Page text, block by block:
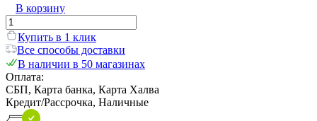
В корзину
Купить в 1 клик
Все способы доставки
В наличии в 50 магазинах
Оплата:
СБП, Карта банка, Карта Халва
Кредит/Рассрочка, Наличные